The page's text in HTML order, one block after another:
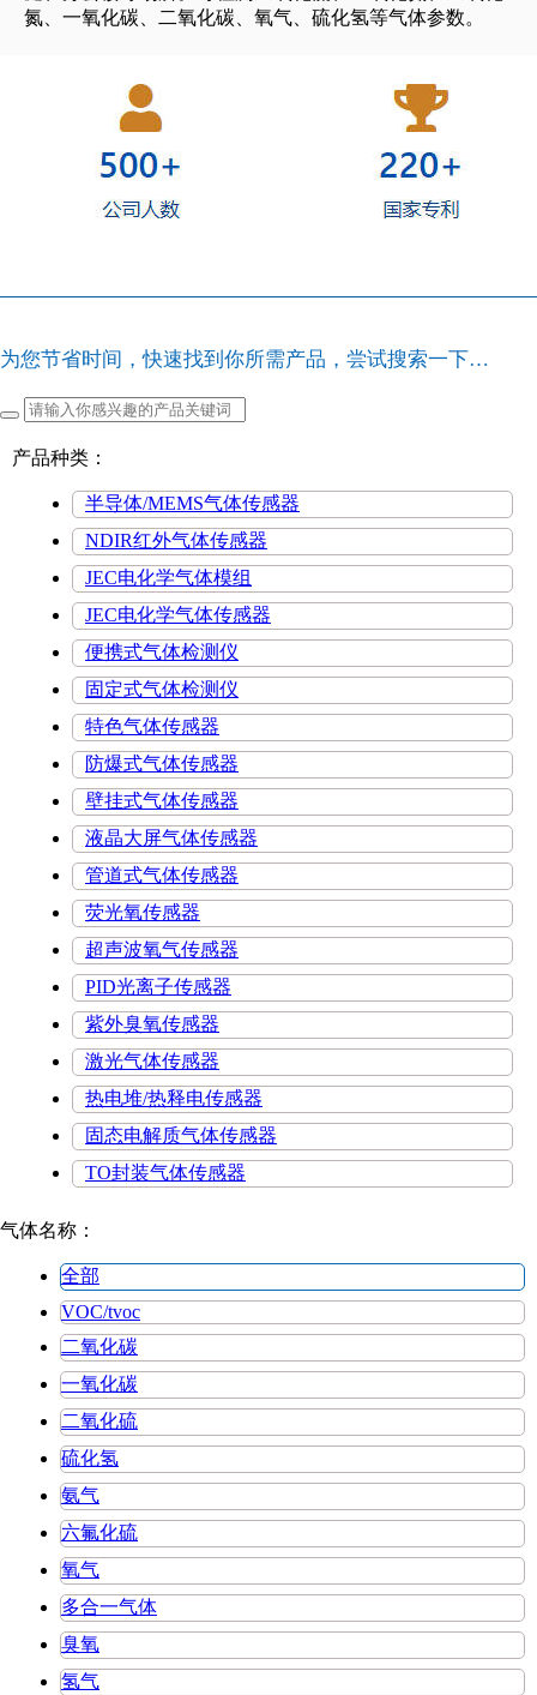
氮、一氧化碳、二氧化碳、氧气、硫化氢等气体参数。
为您节省时间，快速找到你所需产品，尝试搜索一下…
产品种类：
半导体/MEMS气体传感器
NDIR红外气体传感器
JEC电化学气体模组
JEC电化学气体传感器
便携式气体检测仪
固定式气体检测仪
特色气体传感器
防爆式气体传感器
壁挂式气体传感器
液晶大屏气体传感器
管道式气体传感器
荧光氧传感器
超声波氧气传感器
PID光离子传感器
紫外臭氧传感器
激光气体传感器
热电堆/热释电传感器
固态电解质气体传感器
TO封装气体传感器
气体名称：
全部
VOC/tvoc
二氧化碳
一氧化碳
二氧化硫
硫化氢
氨气
六氟化硫
氧气
多合一气体
臭氧
氢气